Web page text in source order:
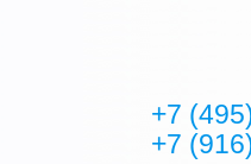
+7
+7